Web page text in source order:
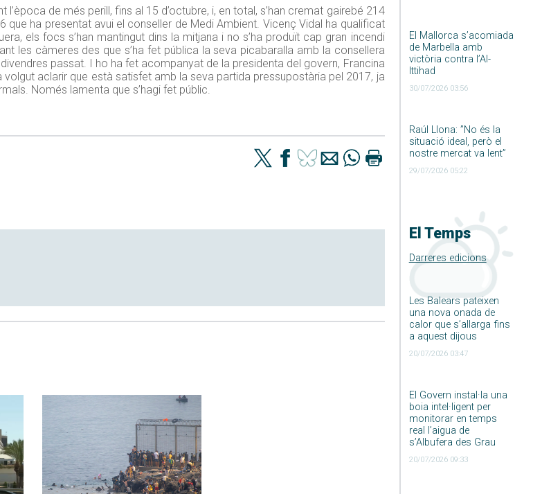
El Mallorca s’acomiada
de Marbella amb
victòria contra l’Al-
Ittihad
30/07/2026 03:56
Raúl Llona: ”No és la
situació ideal, però el
nostre mercat va lent”
29/07/2026 05:22
El Temps
Darreres edicions
Les Balears pateixen
una nova onada de
calor que s’allarga fins
a aquest dijous
20/07/2026 03:47
El Govern instal·la una
boia intel·ligent per
monitorar en temps
real l’aigua de
s’Albufera des Grau
20/07/2026 09:33
de més perill, fins al 15 d’octubre, i, en total, s’han cremat gairebé 214
ha presentat avui el conseller de Medi Ambient. Vicenç Vidal ha qualificat
els focs s’han mantingut dins la mitjana i no s’ha produït cap gran incendi
les càmeres des que s’ha fet pública la seva picabaralla amb la consellera
passat. I ho ha fet acompanyat de la presidenta del govern, Francina
aclarir que està satisfet amb la seva partida pressupostària pel 2017, ja
Només lamenta que s’hagi fet públic.